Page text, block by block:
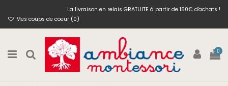
La livraison en relais GRATUITE à partir de 150€ d'achats !
Mes coups de coeur (0)
0